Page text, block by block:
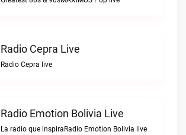
Radio Cepra Live
Radio Cepra live
Radio Emotion Bolivia Live
La radio que inspiraRadio Emotion Bolivia live